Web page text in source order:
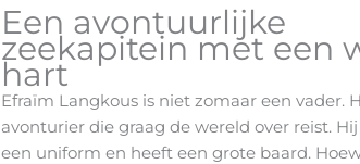
Een avontuurlijke
zeekapitein met een
hart
Efraïm Langkous is niet zomaar een vader.
avonturier die graag de wereld over reist.
een uniform en heeft een grote baard.